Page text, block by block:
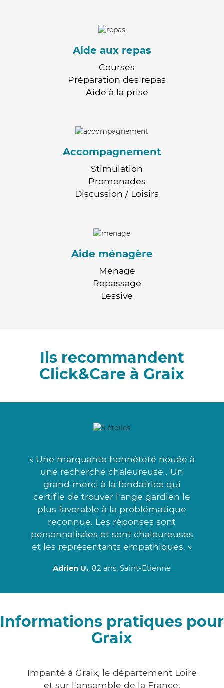
Aide aux repas
Courses
Préparation des repas
Aide à la prise
Accompagnement
Stimulation
Promenades
Discussion / Loisirs
Aide ménagère
Ménage
Repassage
Lessive
Ils recommandent
Click&Care à Graix
« Une marquante honnêteté nouée à
une recherche chaleureuse . Un
grand merci à la fondatrice qui
certifie de trouver l'ange gardien le
plus favorable à la problématique
reconnue. Les réponses sont
personnalisées et sont chaleureuses
et les représentants empathiques. »
Adrien U., 82 ans, Saint-Étienne
Informations pratiques pour
Graix
Impanté à Graix, le département Loire
et sur l'ensemble de la France,